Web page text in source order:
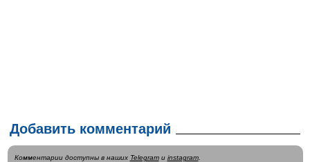
Добавить комментарий
Комментарии доступны в наших Telegramи instagram.